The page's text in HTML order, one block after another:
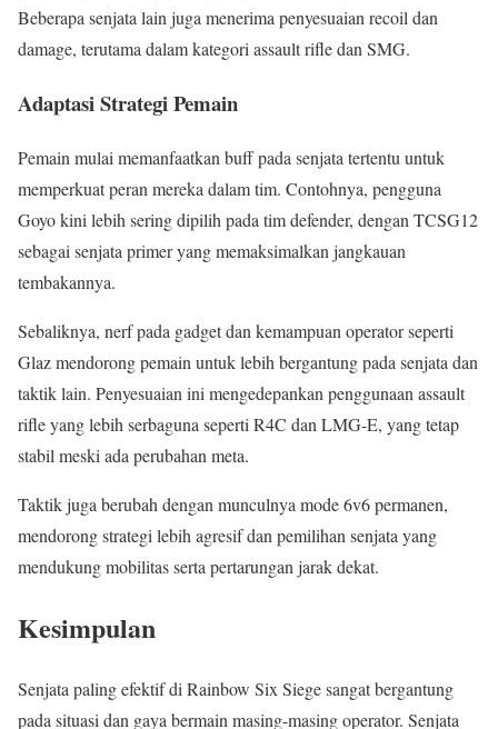
Beberapa senjata lain juga menerima penyesuaian recoil dan
damage, terutama dalam kategori assault rifle dan SMG.
Adaptasi Strategi Pemain
Pemain mulai memanfaatkan buff pada senjata tertentu untuk
memperkuat peran mereka dalam tim. Contohnya, pengguna
Goyo kini lebih sering dipilih pada tim defender, dengan TCSG12
sebagai senjata primer yang memaksimalkan jangkauan
tembakannya.
Sebaliknya, nerf pada gadget dan kemampuan operator seperti
Glaz mendorong pemain untuk lebih bergantung pada senjata dan
taktik lain. Penyesuaian ini mengedepankan penggunaan assault
rifle yang lebih serbaguna seperti R4C dan LMG-E, yang tetap
stabil meski ada perubahan meta.
Taktik juga berubah dengan munculnya mode 6v6 permanen,
mendorong strategi lebih agresif dan pemilihan senjata yang
mendukung mobilitas serta pertarungan jarak dekat.
Kesimpulan
Senjata paling efektif di Rainbow Six Siege sangat bergantung
pada situasi dan gaya bermain masing-masing operator. Senjata